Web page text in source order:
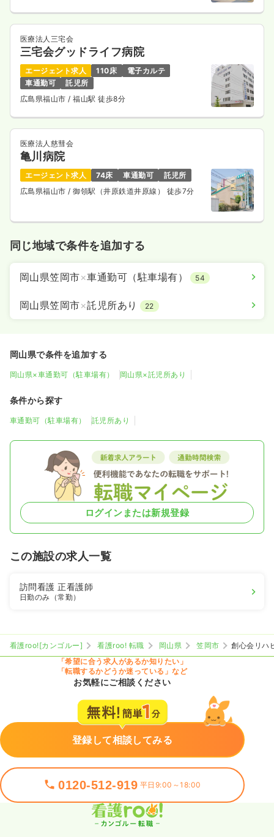
医療法人三宅会
三宅会グッドライフ病院
エージェント求人 110床
電子カルテ
車通勤可
託児所
広島県福山市/ 福山駅 徒歩8分
医療法人慈彗会
亀川病院
エージェント求人 74床 車通勤可
託児所
広島県福山市 / 御領駅（井原鉄道井原線） 徒歩7分
同じ地域で条件を追加する
岡山県笠岡市×車通勤可（駐車場有） 54
岡山県笠岡市×託児所あり 22
岡山県で条件を追加する
岡山県×車通勤可（駐車場有） 岡山県×託児所あり
条件から探す
車通勤可（駐車場有） 託児所あり
ログインまたは新規登録
この施設の求人一覧
訪問看護正看護師
日勤のみ（常勤）
看護roo![カンゴルー] 看護roo! 転職 岡山県 笠岡市
創心会リハ
「希望に合う求人があるか知りたい」
「転職するかどうか迷っている」など
お気軽にご相談ください
登録して相談してみる
0120-512-919 平日9:00～18:00